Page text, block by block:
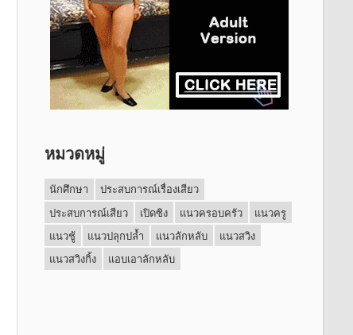
หมวดหมู่
นักศึกษา
ประสบการณ์เรื่องเสียว
ประสบการณ์เสียว
เปิดซิง แนวครอบครัว
แนวครู
แนวชู้
แนวปลุกปล้ำ แนวลักหลับ
แนวสวิง
แนวสวิงกิ้ง
แอบเอาลักหลับ